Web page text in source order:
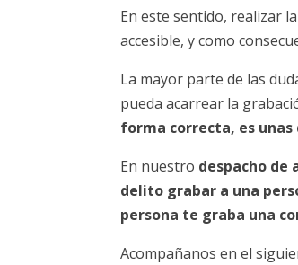
En este sentido, realizar
accesible, y como
La mayor parte de las
pueda acarrear la
forma correcta, es unas
En nuestro despacho de
delito grabar a una
persona te graba una
Acompañanos en el